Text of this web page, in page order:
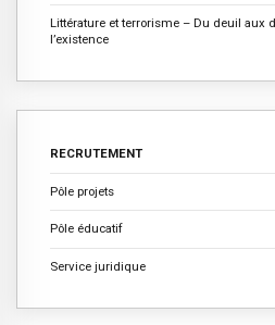
Littérature et terrorisme – Du deuil aux
l’existence
RECRUTEMENT
Pôle projets
Pôle éducatif
Service juridique